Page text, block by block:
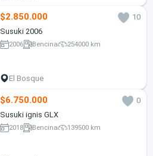
$2.850.000
10
Susuki 2006
2006 Bencina 254000 km
El Bosque
$6.750.000
0
Susuki ignis GLX
2018 Bencina 139500 km